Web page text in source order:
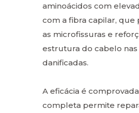
aminoácidos com
com a fibra capilar, que
as microfissuras e
estrutura do cabelo nas
danificadas.
A eficácia é
completa permite